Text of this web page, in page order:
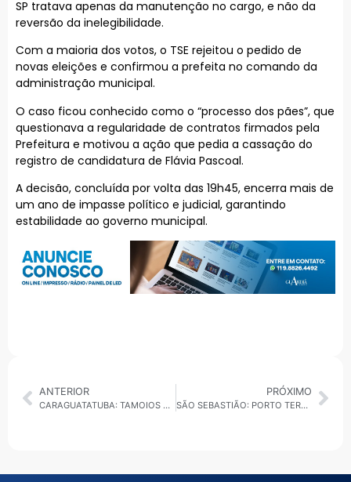
SP tratava apenas da manutenção no cargo, e não da
reversão da inelegibilidade.
Com a maioria dos votos, o TSE rejeitou o pedido de
novas eleições e confirmou a prefeita no comando da
administração municipal.
O caso ficou conhecido como o “processo dos pães”, que
questionava a regularidade de contratos firmados pela
Prefeitura e motivou a ação que pedia a cassação do
registro de candidatura de Flávia Pascoal.
A decisão, concluída por volta das 19h45, encerra mais de
um ano de impasse político e judicial, garantindo
estabilidade ao governo municipal.
ANTERIOR
CARAGUATATUBA: TAMOIOS ABRE VAGAS PARA OPERAÇÃO VERÃO SEGURO 2025/26
PRÓXIMO
SÃO SEBASTIÃO: PORTO TERÁ PRIMEIRO PÁTIO DE TRIAGEM PARA ORGANIZAR CHEGADA DE CAMINHÕES